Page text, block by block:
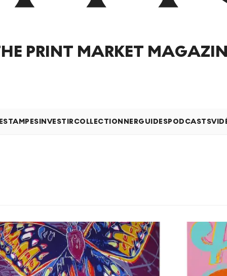
PRINT MARKET
INVESTIRCOLLECTIONNERGUIDESPODCASTS